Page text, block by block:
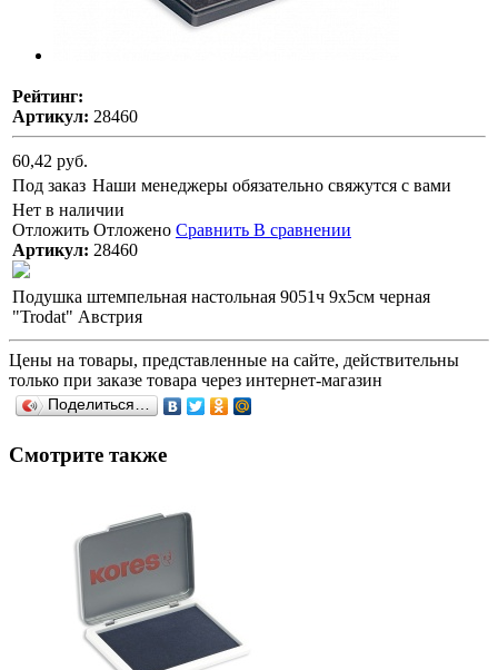
Рейтинг:
Артикул: 28460
60,42 руб.
Под заказ Наши менеджеры обязательно свяжутся с вами
Нет в наличии
Отложить Отложено Сравнить В сравнении
Артикул: 28460
Подушка штемпельная настольная 9051ч 9х5см черная
"Trodat" Австрия
Цены на товары, представленные на сайте, действительны
только при заказе товара через интернет-магазин
Поделиться…
Смотрите также